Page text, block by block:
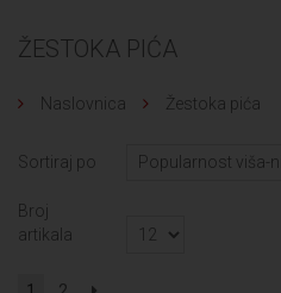
ŽESTOKA PIĆA
Naslovnica Žestoka pića
Sortiraj po
Broj
artikala